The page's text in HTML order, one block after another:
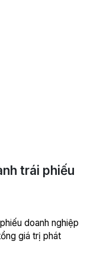
trái phiếu
doanh nghiệp
giá trị phát